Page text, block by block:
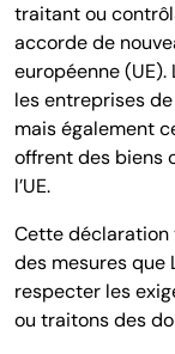
traitant ou
accorde de
européenne
les entreprises de
mais également
offrent des biens
l’UE.
Cette déclaration
des mesures que
respecter les
ou traitons des